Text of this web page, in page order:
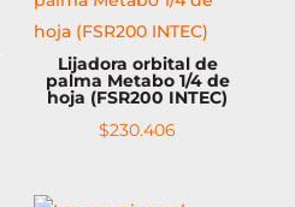
Lijadora orbital de
palma Metabo 1/4 de
hoja (FSR200 INTEC)
$230.406